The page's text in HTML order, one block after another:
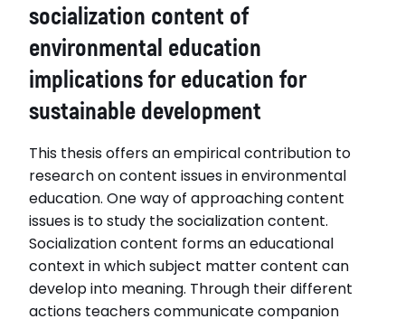
socialization content of
environmental education
implications for education for
sustainable development
This thesis offers an empirical contribution to
research on content issues in environmental
education. One way of approaching content
issues is to study the socialization content.
Socialization content forms an educational
context in which subject matter content can
develop into meaning. Through their different
actions teachers communicate companion